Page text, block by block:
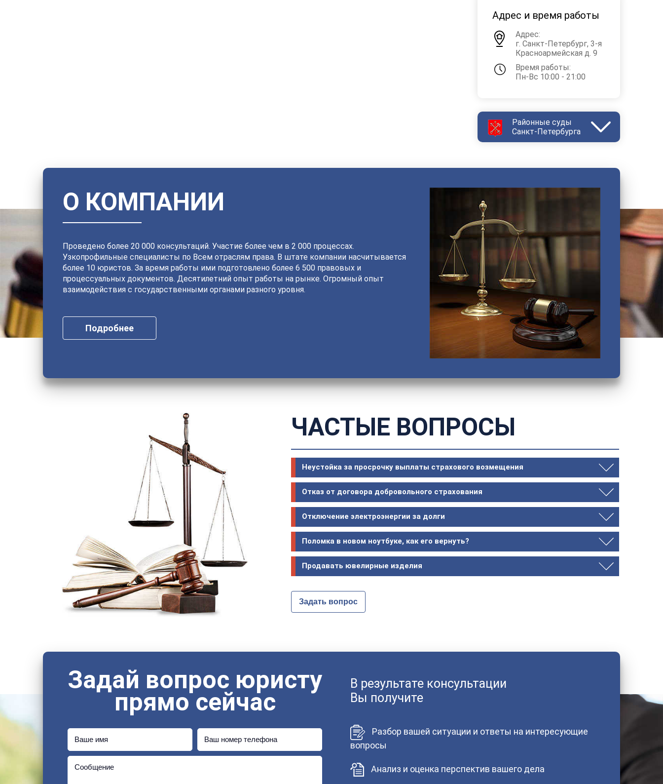
Адрес и время работы
Адрес:
г. Санкт-Петербург, 3-я
Красноармейская д. 9
Время работы:
Пн-Вс 10:00 - 21:00
Районные суды
Санкт-Петербурга
Калининский
Кировский
Колпинский
Красногвардейский
Ленинский
Октябрьский
Петроградский
Петродворцовый
Приморский
Пушкинский
Смольнинский
Фрунзенский
О КОМПАНИИ
Проведено более 20 000 консультаций. Участие более чем в 2 000 процессах.
Узкопрофильные специалисты по Всем отраслям права. В штате компании насчитывается
более 10 юристов. За время работы ими подготовлено более 6 500 правовых и
процессуальных документов. Десятилетний опыт работы на рынке. Огромный опыт
взаимодействия с государственными органами разного уровня.
Подробнее
ЧАСТЫЕ ВОПРОСЫ
Неустойка за просрочку выплаты страхового возмещения
Отказ от договора добровольного страхования
Отключение электроэнергии за долги
Поломка в новом ноутбуке, как его вернуть?
Продавать ювелирные изделия
Задать вопрос
Задай вопрос юристу
прямо сейчас
Ваше имя Ваш номер телефона
Сообщение
В результате консультации
Вы получите
Разбор вашей ситуации и ответы на интересующие
вопросы
Анализ и оценка перспектив вашего дела